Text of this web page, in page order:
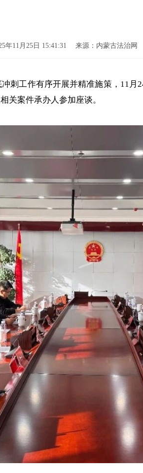
年11月25日 15:41:31 来源：内蒙古法治网
工作有序开展并精准施策，11月
关案件承办人参加座谈。